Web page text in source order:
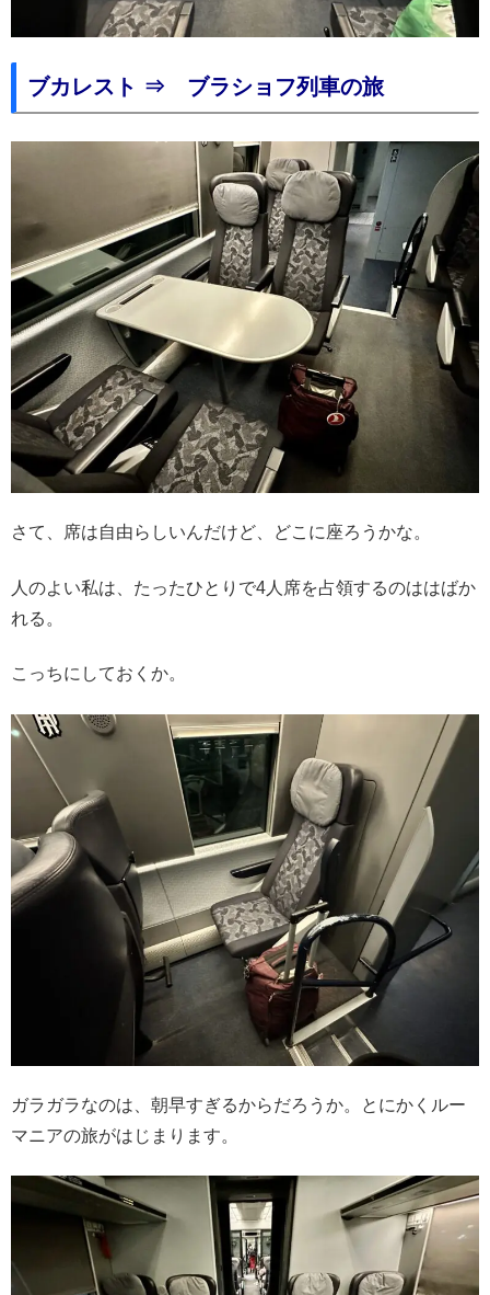
ブカレスト ⇒ ブラショフ列車の旅
さて、席は自由らしいんだけど、どこに座ろうかな。
人のよい私は、たったひとりで4人席を占領するのははばか
れる。
こっちにしておくか。
ガラガラなのは、朝早すぎるからだろうか。とにかくルー
マニアの旅がはじまります。